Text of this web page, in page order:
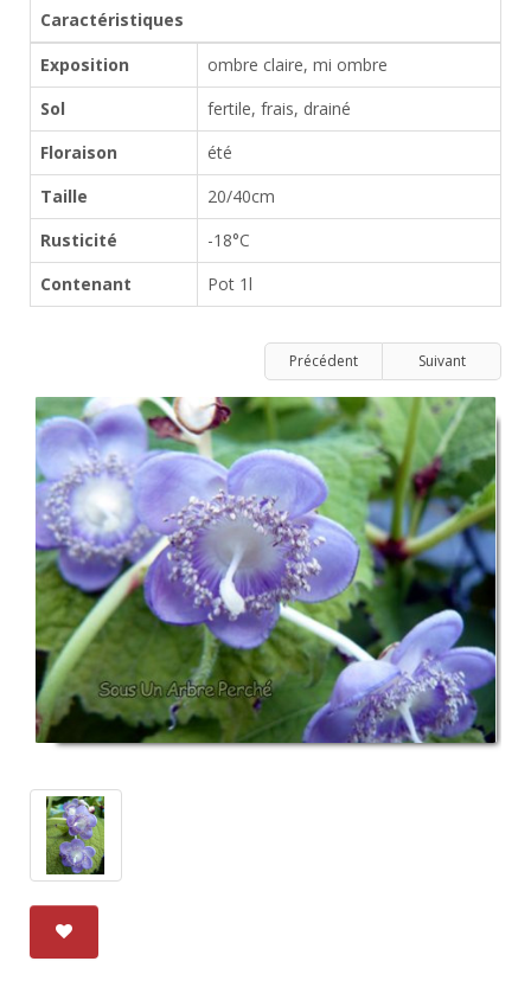
Caractéristiques
Exposition
ombre claire, mi ombre
Sol
fertile, frais, drainé
Floraison
été
Taille
20/40cm
Rusticité
-18°C
Contenant
Pot 1l
Précédent Suivant